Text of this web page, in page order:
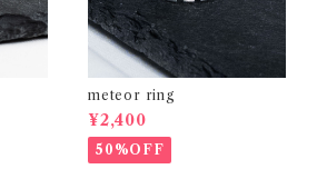
meteor ring
¥2,400
50%OFF